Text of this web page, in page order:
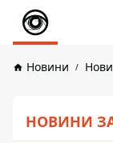
Новини
НОВИНИ ЗА